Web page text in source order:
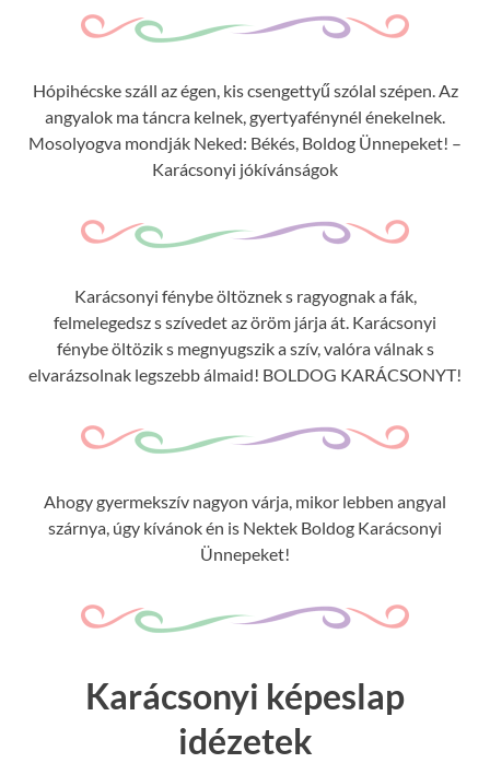
Hópihécske száll az égen, kis csengettyű szólal szépen. Az
angyalok ma táncra kelnek, gyertyafénynél énekelnek.
Mosolyogva mondják Neked: Békés, Boldog Ünnepeket! –
Karácsonyi jókívánságok
Karácsonyi fénybe öltöznek s ragyognak a fák,
felmelegedsz s szívedet az öröm járja át. Karácsonyi
fénybe öltözik s megnyugszik a szív, valóra válnak s
elvarázsolnak legszebb álmaid! BOLDOG KARÁCSONYT!
Ahogy gyermekszív nagyon várja, mikor lebben angyal
szárnya, úgy kívánok én is Nektek Boldog Karácsonyi
Ünnepeket!
Karácsonyi képeslap
idézetek